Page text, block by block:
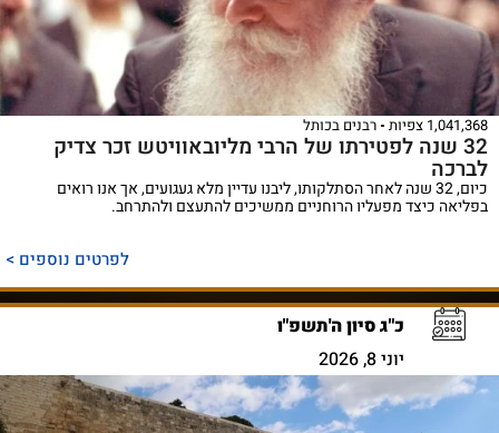
צפיות רבנים בכותל
32 שנה לפטירתו של הרבי מליובאוויטש זכר צדיק
כיום, 32 שנה לאחר הסתלקותו, ליבנו עדיין מלא געגועים, אך אנו רואים
כיצד מפעליו הרוחניים ממשיכים להתעצם ולהתרחב.
לפרטים נוספים >
כ"ג סיון ה'תשפ"ו